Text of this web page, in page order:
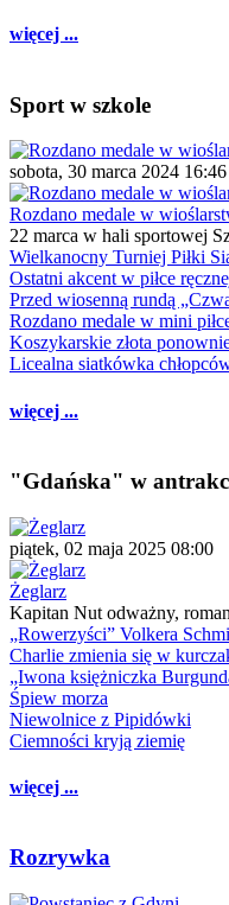
więcej ...
Sport w szkole
sobota, 30 marca 2024 16:46
Rozdano medale w
22 marca w hali sportowej
Wielkanocny Turniej Piłki
Ostatni akcent w piłce
Przed wiosenną rundą
Rozdano medale w mini
Koszykarskie złota
Licealna siatkówka
więcej ...
"Gdańska" w
piątek, 02 maja 2025 08:00
Żeglarz
Kapitan Nut odważny,
„Rowerzyści” Volkera
Charlie zmienia się w
„Iwona księżniczka
Śpiew morza
Niewolnice z Pipidówki
Ciemności kryją ziemię
więcej ...
Rozrywka